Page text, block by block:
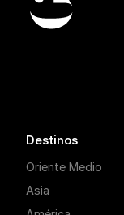
Destinos
Oriente Medio
Asia